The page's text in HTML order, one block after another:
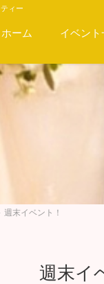
ィー
ホーム イベント
週末イベント！
週末イ